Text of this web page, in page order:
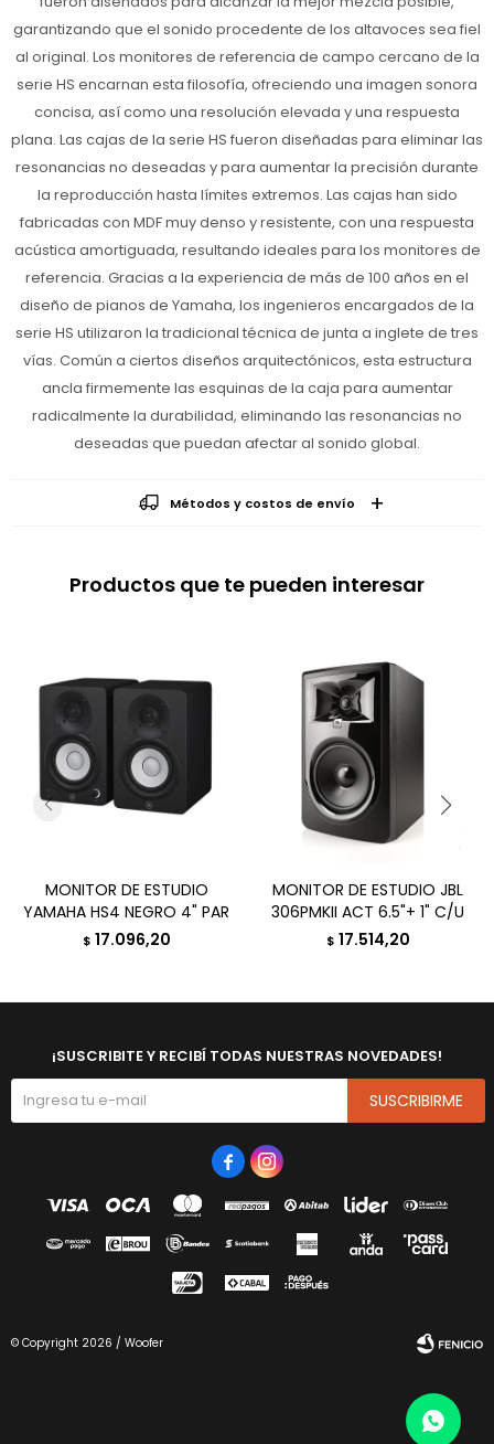
garantizando que el sonido procedente de los altavoces sea fiel
al original. Los monitores de referencia de campo cercano de la
serie HS encarnan esta filosofía, ofreciendo una imagen sonora
concisa, así como una resolución elevada y una respuesta
plana. Las cajas de la serie HS fueron diseñadas para eliminar las
resonancias no deseadas y para aumentar la precisión durante
la reproducción hasta límites extremos. Las cajas han sido
fabricadas con MDF muy denso y resistente, con una respuesta
acústica amortiguada, resultando ideales para los monitores de
referencia. Gracias a la experiencia de más de 100 años en el
diseño de pianos de Yamaha, los ingenieros encargados de la
serie HS utilizaron la tradicional técnica de junta a inglete de tres
vías. Común a ciertos diseños arquitectónicos, esta estructura
ancla firmemente las esquinas de la caja para aumentar
radicalmente la durabilidad, eliminando las resonancias no
deseadas que puedan afectar al sonido global.
Métodos y costos de envío
Productos que te pueden interesar
MONITOR DE ESTUDIO
YAMAHA HS4 NEGRO 4" PAR
$ 17.096,20
MONITOR DE ESTUDIO JBL
306PMKII ACT 6.5"+ 1" C/U
$ 17.514,20
¡SUSCRIBITE Y RECIBÍ TODAS NUESTRAS NOVEDADES!
SUSCRIBIRME
 
© Copyright 2026 / Woofer